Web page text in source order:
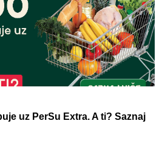
uz PerSu Extra. A ti? Saznaj